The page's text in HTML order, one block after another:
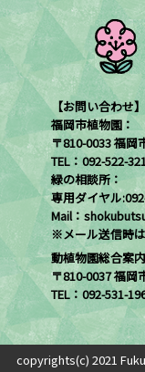
【お問い合わせ】
福岡市植物園：
〒810-0033 福岡
TEL：092-522-
緑の相談所：
専用ダイヤル
Mail：
※メール送信時
動植物園総合案
〒810-0037 福岡
TEL：092-531-
copyrights(c) 2021